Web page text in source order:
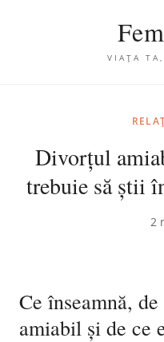
VIAȚA
Divorțul
trebuie să știi
2
Ce înseamnă,
amiabil și de ce